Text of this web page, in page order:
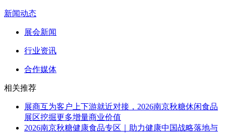
新闻动态
展会新闻
行业资讯
合作媒体
相关推荐
展商互为客户上下游就近对接，2026南京秋糖休闲食品
展区挖掘更多增量商业价值
2026南京秋糖健康食品专区｜助力健康中国战略落地与